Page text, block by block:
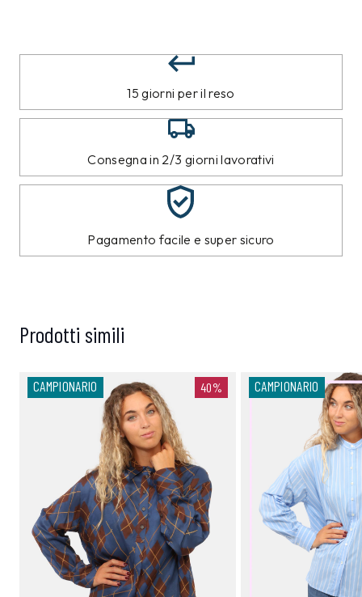
15 giorni per il reso
Consegna in 2/3 giorni lavorativi
Pagamento facile e super sicuro
Prodotti simili
CAMPIONARIO 40% CAMPIONARIO